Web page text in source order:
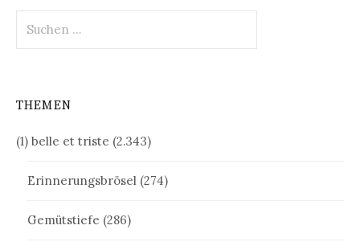
nach:
THEMEN
(1) belle et triste (2.343)
Erinnerungsbrösel (274)
Gemütstiefe (286)